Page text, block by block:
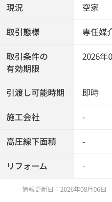
現況 空家
取引態様 専任媒
取引条件の
有効期限
2026年
引渡し可能時期 即時
施工会社 -
高圧線下面積 -
リフォーム -
情報更新日：2026年08月06日